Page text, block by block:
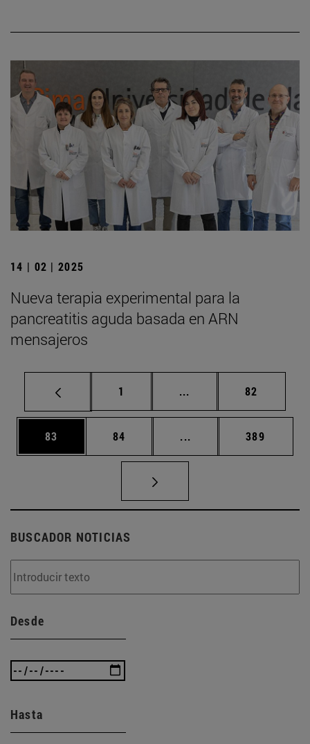
14 | 02 | 2025
Nueva terapia experimental para la
pancreatitis aguda basada en ARN
mensajeros
Página
1 ... Páginas intermedias
Página
82
Página
83 Página
84 ... Páginas intermedias
Página
389
BUSCADOR NOTICIAS
Desde
Hasta